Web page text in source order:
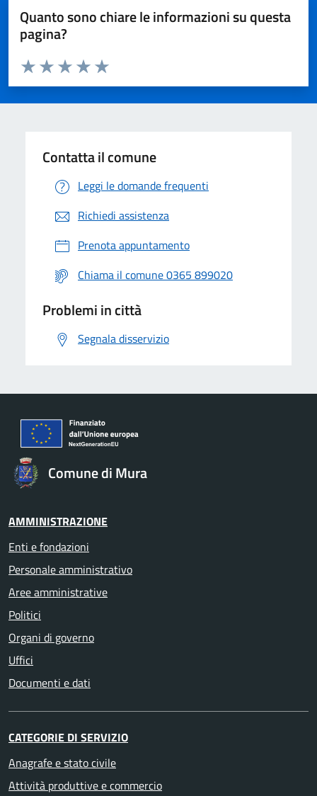
Quanto sono chiare le informazioni su questa
pagina?
Valuta da 1 a 5 stelle la pagina
Valuta 5 stelle su 5
Valuta 4 stelle su 5
Valuta 3 stelle su 5
Valuta 2 stelle su 5
Valuta 1 stelle su 5
Contatta il comune
Leggi le domande frequenti
Richiedi assistenza
Prenota appuntamento
Chiama il comune 0365 899020
Problemi in città
Segnala disservizio
Comune di Mura
AMMINISTRAZIONE
Enti e fondazioni
Personale amministrativo
Aree amministrative
Politici
Organi di governo
Uffici
Documenti e dati
CATEGORIE DI SERVIZIO
Anagrafe e stato civile
Attività produttive e commercio